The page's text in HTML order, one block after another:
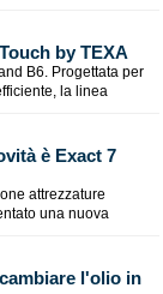
by TEXA
B6. Progettata per
la linea
è Exact 7
attrezzature
una nuova
l'olio in